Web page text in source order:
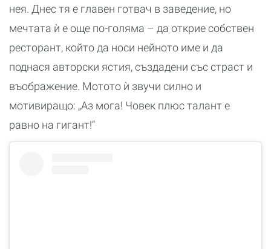
нея. Днес тя е главен готвач в заведение, но
мечтата ѝ е още по-голяма – да открие собствен
ресторант, който да носи нейното име и да
поднася авторски ястия, създадени със страст и
въображение. Мотото ѝ звучи силно и
мотивиращо: „Аз мога! Човек плюс талант е
равно на гигант!“